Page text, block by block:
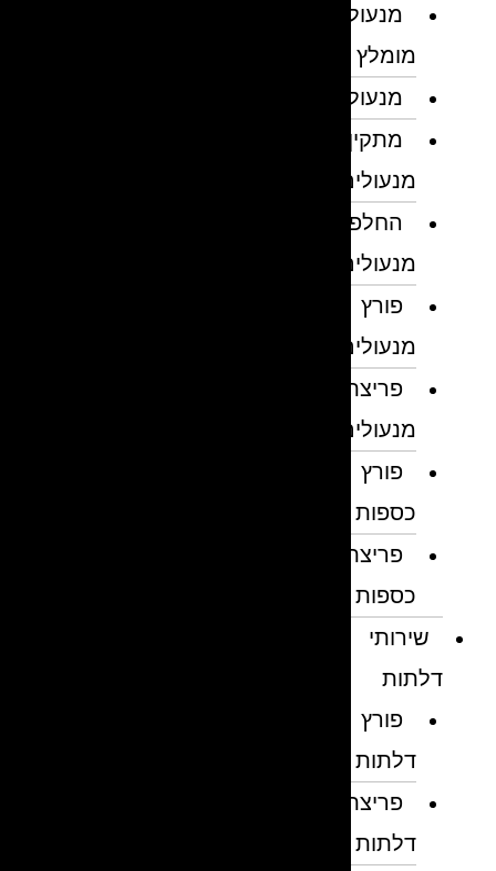
מנעולן
מומלץ
מנעולנים
מתקין
מנעולים
החלפת
מנעולים
פורץ
מנעולים
פריצת
מנעולים
פורץ
כספות
פריצת
כספות
שירותי
דלתות
פורץ
דלתות
פריצת
דלתות